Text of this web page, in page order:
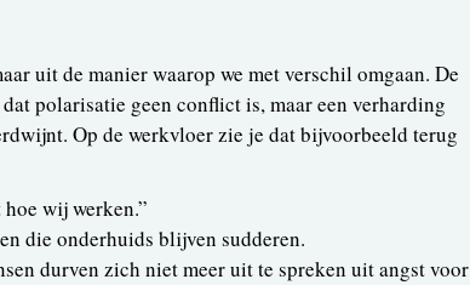
uit de manier waarop we met verschil omgaan. De
polarisatie geen conflict is, maar een verharding
Op de werkvloer zie je dat bijvoorbeeld terug
wij werken.”
die onderhuids blijven sudderen.
durven zich niet meer uit te spreken uit angst voor